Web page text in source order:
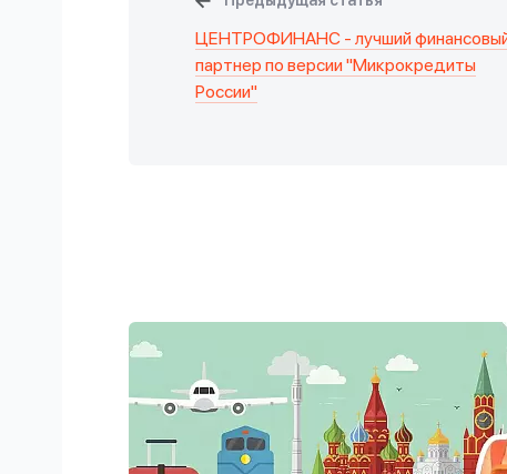
ЦЕНТРОФИНАНС - лучший
партнер по версии "Микрокредиты
России"